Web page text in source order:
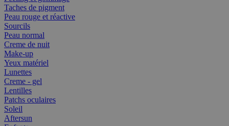
Taches de pigment
Peau rouge et réactive
Sourcils
Peau normal
Creme de nuit
Make-up
Yeux matériel
Lunettes
Creme - gel
Lentilles
Patchs oculaires
Soleil
Aftersun